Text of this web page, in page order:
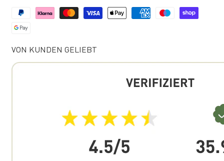
VON KUNDEN GELIEBT